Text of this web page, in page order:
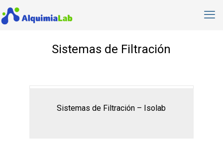
Sistemas de Filtración
Sistemas de Filtración – Isolab